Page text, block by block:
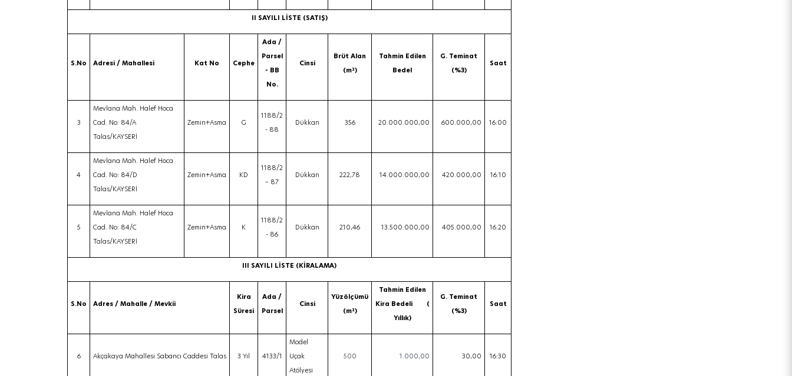
II SAYILI LİSTE (SATIŞ)
S.No Adresi / Mahallesi Kat No Cephe
Ada /
Parsel
- BB
No.
Cinsi
Brüt Alan
(m²)
Tahmin Edilen
Bedel
G. Teminat
(%3)
Saat
3
Mevlana Mah. Halef Hoca
Cad. No: 84/A
Talas/KAYSERİ
Zemin+Asma G
1188/2
- 88
Dükkan 356 20.000.000,00 600.000,00 16:00
4
Mevlana Mah. Halef Hoca
Cad. No: 84/D
Talas/KAYSERİ
Zemin+Asma KD
1188/2
– 87
Dükkan 222,78 14.000.000,00 420.000,00 16:10
5
Mevlana Mah. Halef Hoca
Cad. No: 84/C
Talas/KAYSERİ
Zemin+Asma K
1188/2
- 86
Dükkan 210,46 13.500.000,00 405.000,00 16:20
III SAYILI LİSTE (KİRALAMA)
S.No Adres / Mahalle / Mevkii
Kira
Süresi
Ada /
Parsel
Cinsi
Yüzölçümü
(m²)
Tahmin Edilen
Kira Bedeli (
Yıllık)
G. Teminat
(%3)
Saat
6 Akçakaya Mahallesi Sabancı Caddesi Talas 3 Yıl 4133/1
Model
Uçak
Atölyesi
500 1.000,00 30,00 16:30